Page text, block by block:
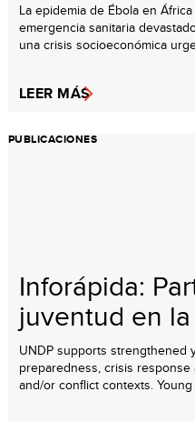
La epidemia de Ébola en
emergencia sanitaria
una crisis socioeconómica
LEER MÁS
PUBLICACIONES
Inforápida:
juventud en la
UNDP supports strengthened
preparedness, crisis
and/or conflict contexts. Young